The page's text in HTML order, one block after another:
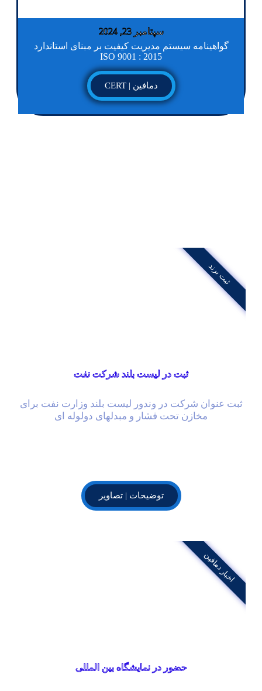
سپتامبر 23, 2024
گواهینامه سیستم مدیریت کیفیت بر مبنای استاندارد
ISO 9001 : 2015
دمافین | CERT
ثبت در لیست بلند شرکت نفت
ثبت عنوان شرکت در وندور لیست بلند وزارت نفت برای
مخازن تحت فشار و مبدلهای دولوله ای
توضیحات | تصاویر
ثبت برند
حضور در نمایشگاه بین المللی
اخبار دمافین